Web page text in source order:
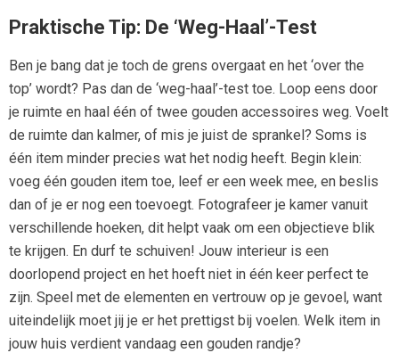
Praktische Tip: De ‘weg-Haal’-Test
Ben je bang dat je toch de grens overgaat en het ‘over the
top’ wordt? Pas dan de ‘weg-haal’-test toe. Loop eens door
je ruimte en haal één of twee gouden accessoires weg. Voelt
de ruimte dan kalmer, of mis je juist de sprankel? Soms is
één item minder precies wat het nodig heeft. Begin klein:
voeg één gouden item toe, leef er een week mee, en beslis
dan of je er nog een toevoegt. Fotografeer je kamer vanuit
verschillende hoeken, dit helpt vaak om een objectieve blik
te krijgen. En durf te schuiven! Jouw interieur is een
doorlopend project en het hoeft niet in één keer perfect te
zijn. Speel met de elementen en vertrouw op je gevoel, want
uiteindelijk moet jij je er het prettigst bij voelen. Welk item in
jouw huis verdient vandaag een gouden randje?